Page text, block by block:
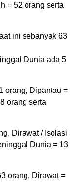
= 52 orang serta
ini sebanyak 63
Dunia ada 5
orang, Dipantau =
orang serta
Dirawat / Isolasi
Dunia = 13
orang, Dirawat =